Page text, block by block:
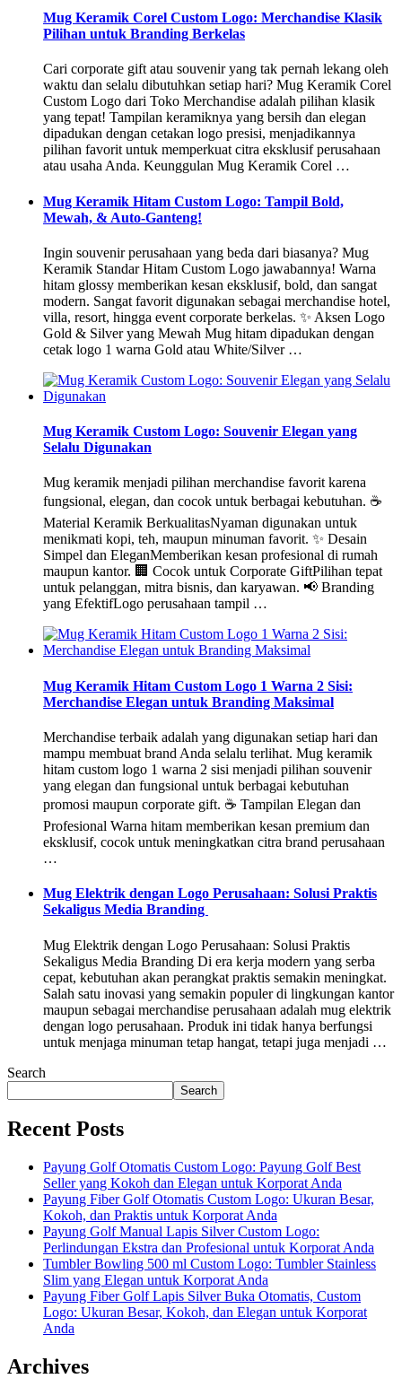
Mug Keramik Corel Custom Logo: Merchandise Klasik
Pilihan untuk Branding Berkelas
Cari corporate gift atau souvenir yang tak pernah lekang oleh
waktu dan selalu dibutuhkan setiap hari? Mug Keramik Corel
Custom Logo dari Toko Merchandise adalah pilihan klasik
yang tepat! Tampilan keramiknya yang bersih dan elegan
dipadukan dengan cetakan logo presisi, menjadikannya
pilihan favorit untuk memperkuat citra eksklusif perusahaan
atau usaha Anda. Keunggulan Mug Keramik Corel …
Mug Keramik Hitam Custom Logo: Tampil Bold,
Mewah, & Auto-Ganteng!
Ingin souvenir perusahaan yang beda dari biasanya? Mug
Keramik Standar Hitam Custom Logo jawabannya! Warna
hitam glossy memberikan kesan eksklusif, bold, dan sangat
modern. Sangat favorit digunakan sebagai merchandise hotel,
villa, resort, hingga event corporate berkelas. ✨ Aksen Logo
Gold & Silver yang Mewah Mug hitam dipadukan dengan
cetak logo 1 warna Gold atau White/Silver …
Mug Keramik Custom Logo: Souvenir Elegan yang
Selalu Digunakan
Mug keramik menjadi pilihan merchandise favorit karena
fungsional, elegan, dan cocok untuk berbagai kebutuhan. ☕
Material Keramik BerkualitasNyaman digunakan untuk
menikmati kopi, teh, maupun minuman favorit. ✨ Desain
Simpel dan EleganMemberikan kesan profesional di rumah
maupun kantor. 🏢 Cocok untuk Corporate GiftPilihan tepat
untuk pelanggan, mitra bisnis, dan karyawan. 📢 Branding
yang EfektifLogo perusahaan tampil …
Mug Keramik Hitam Custom Logo 1 Warna 2 Sisi:
Merchandise Elegan untuk Branding Maksimal
Merchandise terbaik adalah yang digunakan setiap hari dan
mampu membuat brand Anda selalu terlihat. Mug keramik
hitam custom logo 1 warna 2 sisi menjadi pilihan souvenir
yang elegan dan fungsional untuk berbagai kebutuhan
promosi maupun corporate gift. ☕ Tampilan Elegan dan
Profesional Warna hitam memberikan kesan premium dan
eksklusif, cocok untuk meningkatkan citra brand perusahaan
…
Mug Elektrik dengan Logo Perusahaan: Solusi Praktis
Sekaligus Media Branding
Mug Elektrik dengan Logo Perusahaan: Solusi Praktis
Sekaligus Media Branding Di era kerja modern yang serba
cepat, kebutuhan akan perangkat praktis semakin meningkat.
Salah satu inovasi yang semakin populer di lingkungan kantor
maupun sebagai merchandise perusahaan adalah mug elektrik
dengan logo perusahaan. Produk ini tidak hanya berfungsi
untuk menjaga minuman tetap hangat, tetapi juga menjadi …
Search
Search
Recent Posts
Payung Golf Otomatis Custom Logo: Payung Golf Best
Seller yang Kokoh dan Elegan untuk Korporat Anda
Payung Fiber Golf Otomatis Custom Logo: Ukuran Besar,
Kokoh, dan Praktis untuk Korporat Anda
Payung Golf Manual Lapis Silver Custom Logo:
Perlindungan Ekstra dan Profesional untuk Korporat Anda
Tumbler Bowling 500 ml Custom Logo: Tumbler Stainless
Slim yang Elegan untuk Korporat Anda
Payung Fiber Golf Lapis Silver Buka Otomatis, Custom
Logo: Ukuran Besar, Kokoh, dan Elegan untuk Korporat
Anda
Archives